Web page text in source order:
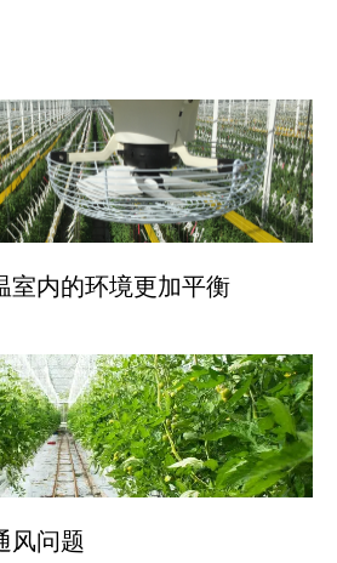
室内的环境更加平衡
风问题